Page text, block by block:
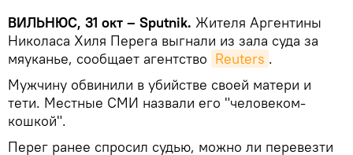
ВИЛЬНЮС, 31 окт – Sputnik. Жителя Аргентины
Николаса Хиля Перега выгнали из зала суда за
мяуканье, сообщает агентство Reuters .
Мужчину обвинили в убийстве своей матери и
тети. Местные СМИ назвали его "человеком-
кошкой".
Перег ранее спросил судью, можно ли перевезти